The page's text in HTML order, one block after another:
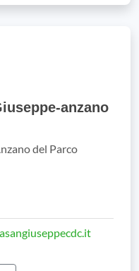
anzano
del Parco